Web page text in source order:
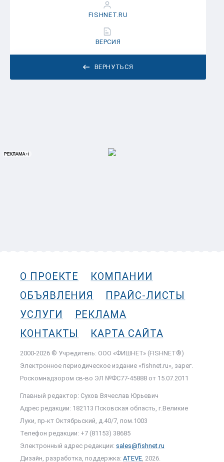
ВЕРНУТЬСЯ
FISHNET.RU
ВЕРСИЯ
О ПРОЕКТЕ
КОМПАНИИ
ОБЪЯВЛЕНИЯ
ПРАЙС-ЛИСТЫ
УСЛУГИ
РЕКЛАМА
КОНТАКТЫ
КАРТА САЙТА
2000-2026 © Учредитель: ООО «ФИШНЕТ» (FISHNET®)
Электронное периодическое издание «fishnet.ru», зарег.
Роскомнадзором cв-во ЭЛ №ФС77-45888 от 15.07.2011
Главный редактор: Сухов Вячеслав Юрьевич
Адрес редакции: 182113 Псковская область, г.Великие
Луки, пр-кт Октябрьский, д.40/7, пом.1003
Телефон редакции: +7 (81153) 38685
Электронный адрес редакции: sales@fishnet.ru
Дизайн, разработка, поддержка: ATEVE , 2026.